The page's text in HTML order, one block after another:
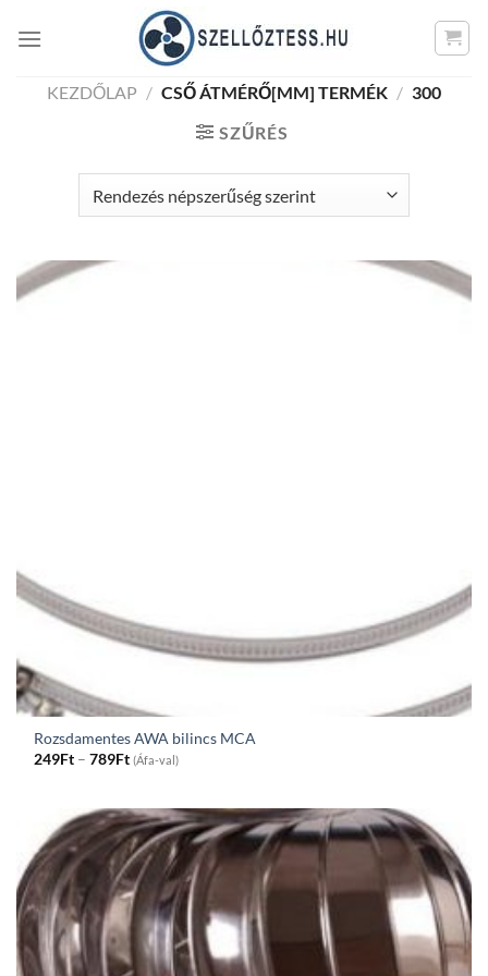
KEZDŐLAP / CSŐ ÁTMÉRŐ[MM] TERMÉK / 300
SZŰRÉS
Rozsdamentes AWA bilincs MCA
249Ft – 789FtPrice
range:
789Ft
(Áfa-val)